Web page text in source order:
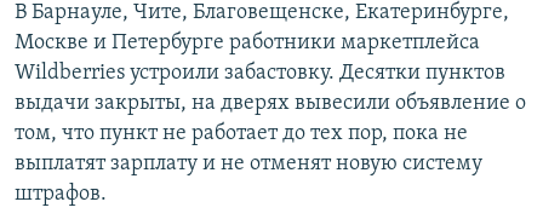
В Барнауле, Чите, Благовещенске, Екатеринбурге,
Москве и Петербурге работники маркетплейса
Wildberries устроили забастовку. Десятки пунктов
выдачи закрыты, на дверях вывесили объявление о
том, что пункт не работает до тех пор, пока не
выплатят зарплату и не отменят новую систему
штрафов.